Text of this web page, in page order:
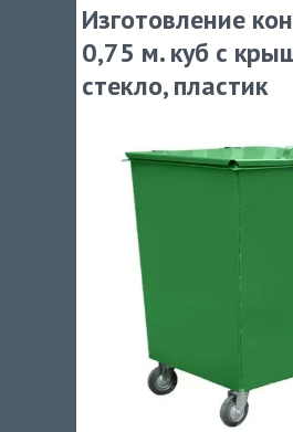
Изготовление
0,75 м. куб с
стекло, пластик